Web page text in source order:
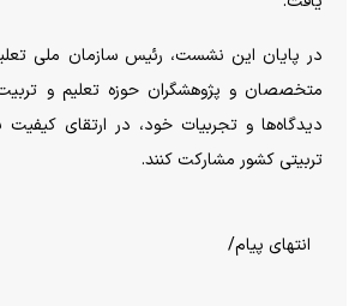
در پایان این نشست، رئیس سازمان ملی
متخصصان و پژوهشگران حوزه تعلیم و
دیدگاه‌ها و تجربیات خود، در ارتقای کیفیت
تربیتی کشور مشارکت کنند.
انتهای پیام/